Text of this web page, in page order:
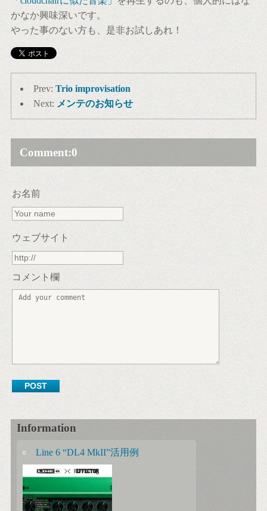
かなか興味深いです。
やった事のない方も、是非お試しあれ！
Prev: Trio improvisation
Next: メンテのお知らせ
Comment:0
お名前
ウェブサイト
コメント欄
Information
Line 6 “DL4 MkII”活用例